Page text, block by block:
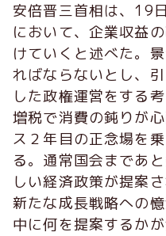
安倍晋三首相は、19
において、企業収益
けていくと述べた。
ればならないとし、
した政権運営をする
増税で消費の鈍りが
ス２年目の正念場を
る。通常国会まであ
しい経済政策が提案
新たな成長戦略への
中に何を提案するかが